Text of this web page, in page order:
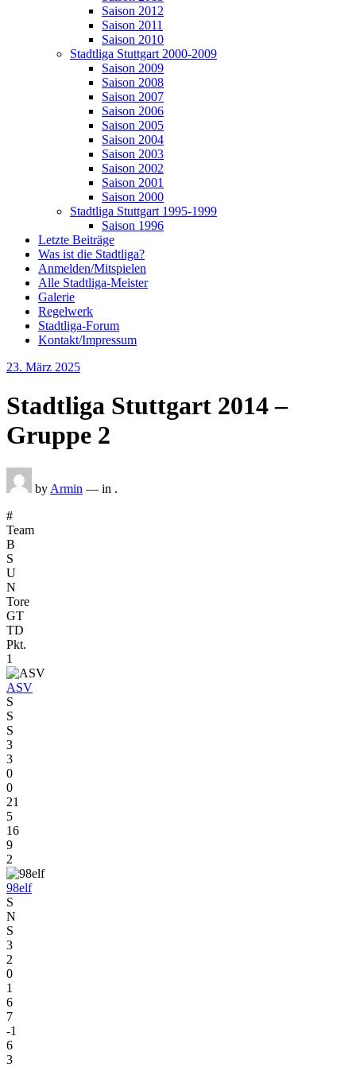
Saison 2012
Saison 2011
Saison 2010
Stadtliga Stuttgart 2000-2009
Saison 2009
Saison 2008
Saison 2007
Saison 2006
Saison 2005
Saison 2004
Saison 2003
Saison 2002
Saison 2001
Saison 2000
Stadtliga Stuttgart 1995-1999
Saison 1996
Letzte Beiträge
Was ist die Stadtliga?
Anmelden/Mitspielen
Alle Stadtliga-Meister
Galerie
Regelwerk
Stadtliga-Forum
Kontakt/Impressum
Posted
23. März 2025
Stadtliga Stuttgart 2014 –
Gruppe 2
by Armin — in .
#
Team
B
S
U
N
Tore
GT
TD
Pkt.
1
ASV
S
S
S
3
3
0
0
21
5
16
9
2
98elf
S
N
S
3
2
0
1
6
7
-1
6
3